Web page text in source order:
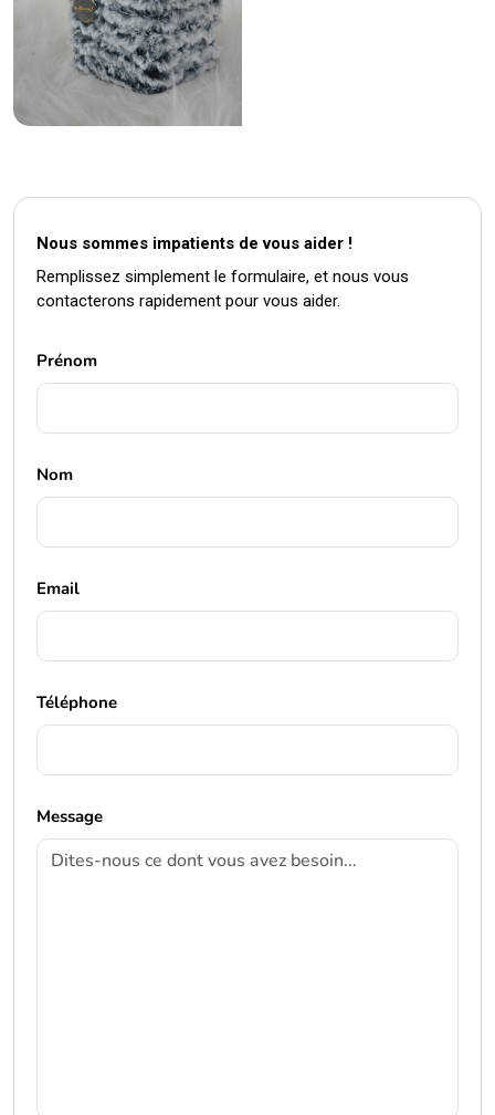
Nous sommes impatients de vous aider !
Remplissez simplement le formulaire, et nous vous
contacterons rapidement pour vous aider.
Prénom
Nom
Email
Téléphone
Message